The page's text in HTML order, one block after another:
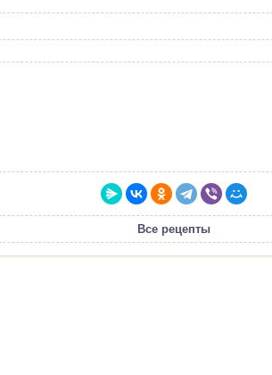
Все рецепты